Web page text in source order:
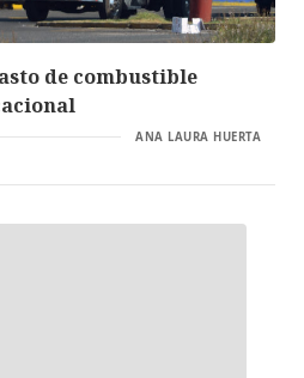
de combustible
ANA LAURA HUERTA